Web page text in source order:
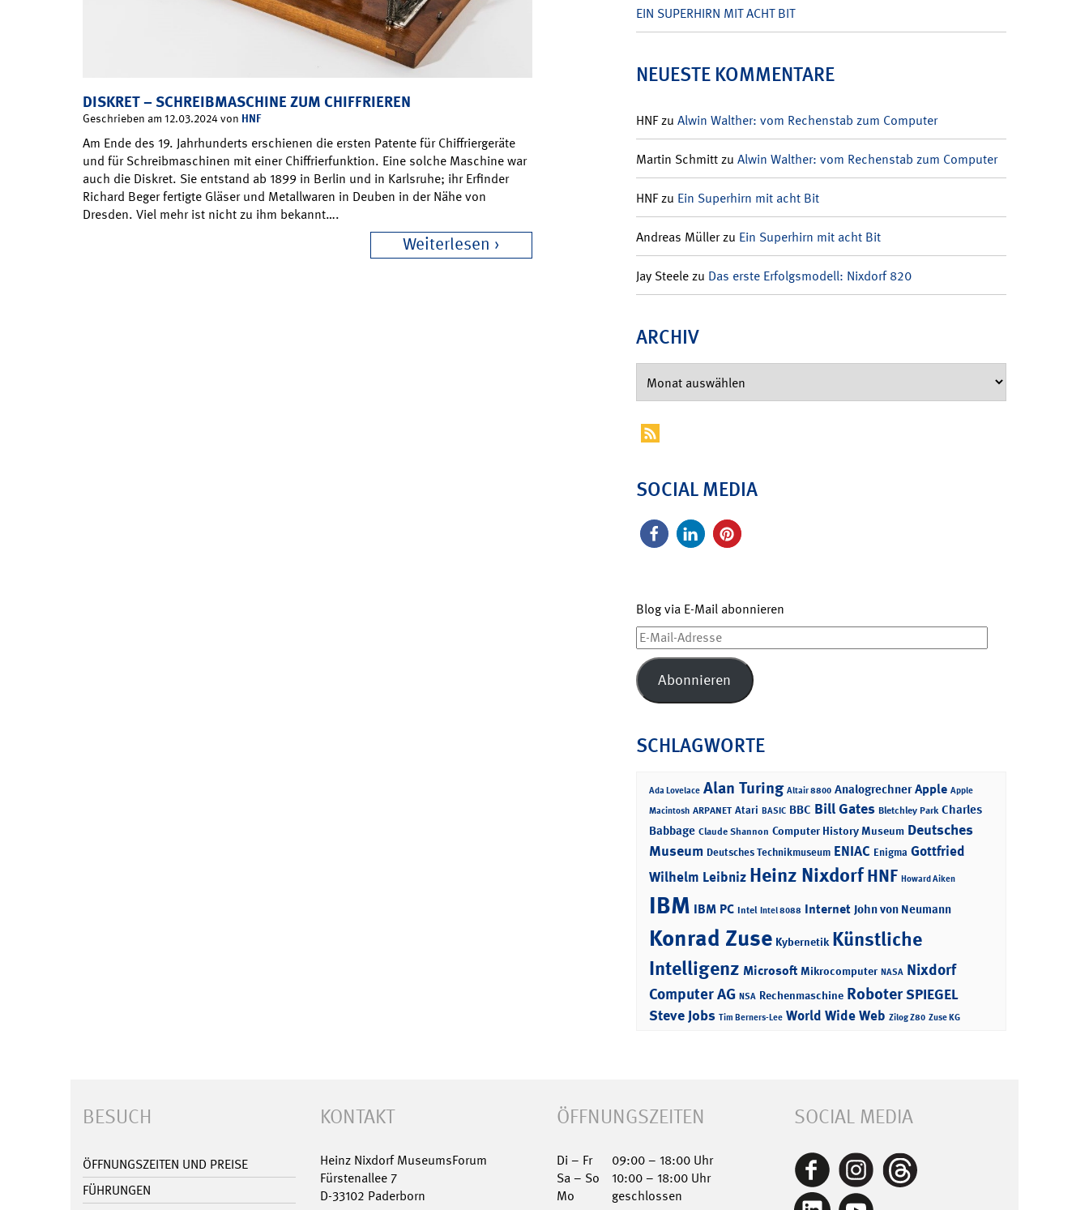
DISKRET – SCHREIBMASCHINE ZUM CHIFFRIEREN
Geschrieben am 12.03.2024 von HNF
Am Ende des 19. Jahrhunderts erschienen die ersten Patente für Chiffriergeräte
und für Schreibmaschinen mit einer Chiffrierfunktion. Eine solche Maschine war
auch die Diskret. Sie entstand ab 1899 in Berlin und in Karlsruhe; ihr Erfinder
Richard Beger fertigte Gläser und Metallwaren in Deuben in der Nähe von
Dresden. Viel mehr ist nicht zu ihm bekannt….
Weiterlesen
EIN SUPERHIRN MIT ACHT BIT
NEUESTE KOMMENTARE
HNFzu Alwin Walther: vom Rechenstab zum Computer
Martin Schmittzu Alwin Walther: vom Rechenstab zum Computer
HNFzu Ein Superhirn mit acht Bit
Andreas Müllerzu Ein Superhirn mit acht Bit
Jay Steelezu Das erste Erfolgsmodell: Nixdorf 820
ARCHIV
SOCIAL MEDIA
Blog via E-Mail abonnieren
E-
Mail-
Adresse
Abonnieren
SCHLAGWORTE
Ada Lovelace Alan Turing Altair 8800 Analogrechner Apple Apple
Macintosh ARPANET Atari BASIC BBC Bill Gates Bletchley Park Charles
Babbage Claude Shannon Computer History Museum Deutsches
Museum Deutsches Technikmuseum ENIAC Enigma Gottfried
Wilhelm Leibniz Heinz NixdorfHNF Howard Aiken
IBM IBM PC Intel Intel 8088 Internet John von Neumann
Konrad Zuse Kybernetik Künstliche
Intelligenz Microsoft Mikrocomputer NASA Nixdorf
Computer AG NSA Rechenmaschine RoboterSPIEGEL
Steve Jobs Tim Berners-Lee World Wide Web Zilog Z80 Zuse KG
BESUCH
ÖFFNUNGSZEITEN UND PREISE
FÜHRUNGEN
KONTAKT
Heinz Nixdorf MuseumsForum
Fürstenallee 7
D-33102 Paderborn
ÖFFNUNGSZEITEN
Di – Fr
09:00 – 18:00 Uhr
Sa – So
10:00 – 18:00 Uhr
Mo
geschlossen
SOCIAL MEDIA